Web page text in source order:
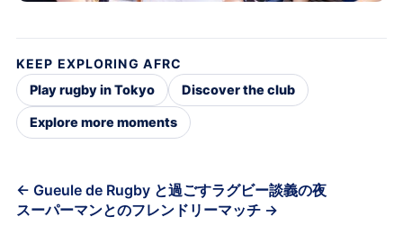
KEEP EXPLORING AFRC
Play rugby in Tokyo
Discover the club
Explore more moments
Post
navigation
← Gueule de Rugby と過ごすラグビー談義の夜
スーパーマンとのフレンドリーマッチ →